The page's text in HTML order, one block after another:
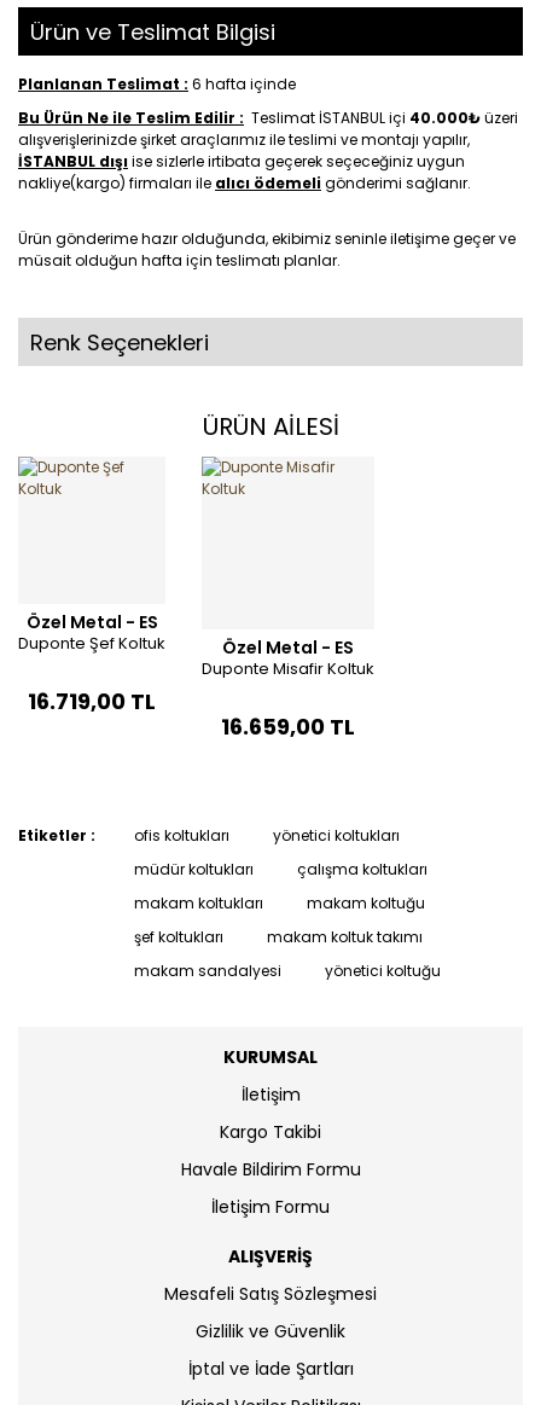
Ürün ve Teslimat Bilgisi
Planlanan Teslimat : 6 hafta içinde
Bu Ürün Ne ile Teslim Edilir : Teslimat İSTANBUL içi 40.000₺üzeri
alışverişlerinizde şirket araçlarımız ile teslimi ve montajı yapılır,
İSTANBUL dışıise sizlerle irtibata geçerek seçeceğiniz uygun
nakliye(kargo) firmaları ile alıcı ödemeligönderimi sağlanır.
Ürün gönderime hazır olduğunda, ekibimiz seninle iletişime geçer ve
müsait olduğun hafta için teslimatı planlar.
Renk Seçenekleri
ÜRÜN AİLESİ
Özel Metal - ES
Duponte Şef Koltuk
16.719,00 TL
Özel Metal - ES
Duponte Misafir Koltuk
16.659,00 TL
Etiketler : ofis koltukları
yönetici koltukları
müdür koltukları
çalışma koltukları
makam koltukları
makam koltuğu
şef koltukları
makam koltuk takımı
makam sandalyesi
yönetici koltuğu
KURUMSAL
İletişim
Kargo Takibi
Havale Bildirim Formu
İletişim Formu
ALIŞVERİŞ
Mesafeli Satış Sözleşmesi
Gizlilik ve Güvenlik
İptal ve İade Şartları